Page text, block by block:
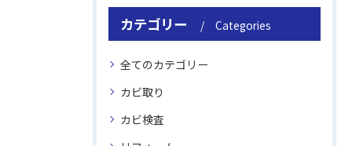
カテゴリー Categories
全てのカテゴリー
カビ取り
カビ検査